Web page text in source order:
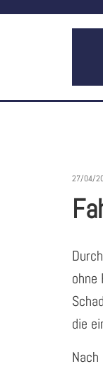
27/04/
ohne
die